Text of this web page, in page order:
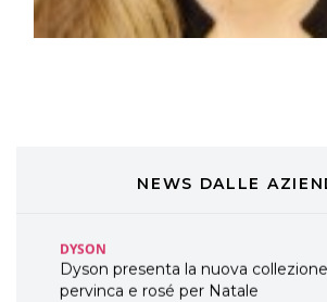
NEWS DALLE
COSMOPROF WORLDWIDE BOLOGNA
Cosmprof Worldwide Bologna
pervinca e rosé per Natale
COTRIL
Continua la carrellata di look firmati
Cotril alla Festa del Cinema di Roma